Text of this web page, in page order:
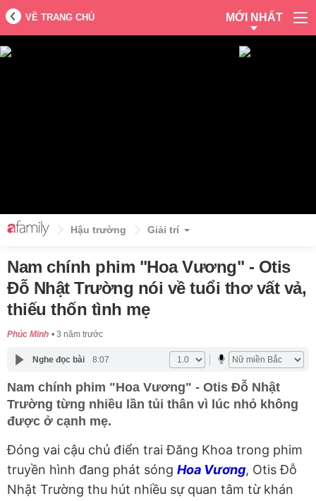
VỀ TRANG CHỦ MỚI NHẤT
Hậu trường Giải trí
Nam chính phim "Hoa Vương" - Otis
Đỗ Nhật Trường nói về tuổi thơ vất vả,
thiếu thốn tình mẹ
Phúc Minh 3 năm trước
Nghe đọc bài 8:07
Nam chính phim "Hoa Vương" - Otis Đỗ Nhật
Trường từng nhiều lần tủi thân vì lúc nhỏ không
được ở cạnh mẹ.
Đóng vai cậu chủ điển trai Đăng Khoa trong phim
truyền hình đang phát sóng Hoa Vương, Otis Đỗ
Nhật Trường thu hút nhiều sự quan tâm từ khán